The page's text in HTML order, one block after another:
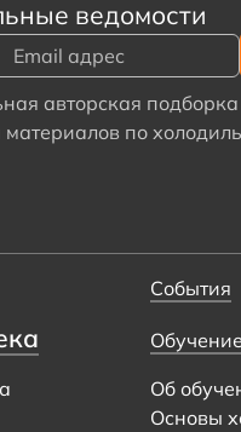
ведомости
авторская
материалов по
События
Обучение
Об
Основы